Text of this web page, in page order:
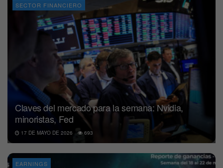
SECTOR FINANCIERO
Claves del mercado para la semana: Nvidia,
minoristas, Fed
17 DE MAYO DE 2026 693
EARNINGS